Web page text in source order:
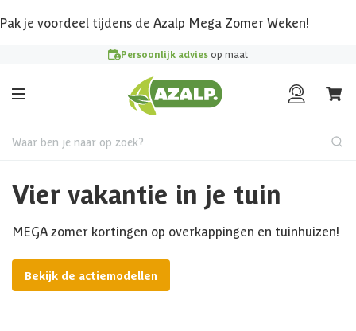
Pak je voordeel tijdens de Azalp Mega Zomer Weken!
Waar ben je naar op zoek?
Vier vakantie in je tuin
MEGA zomer kortingen op overkappingen en tuinhuizen!
Bekijk de actiemodellen